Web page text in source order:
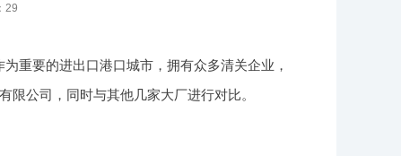
29
重要的进出口港口城市，拥有众多清关企业，
公司，同时与其他几家大厂进行对比。